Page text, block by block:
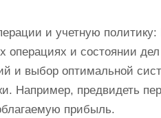
и учетную политику:
операциях и состоянии
и выбор оптимальной
Например, предвидеть
прибыль.